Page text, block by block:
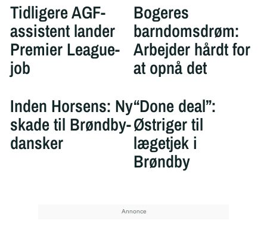
Tidligere AGF-
assistent lander
Premier League-
job
Bogeres
barndomsdrøm:
Arbejder hårdt for
at opnå det
Inden Horsens: Ny
skade til Brøndby-
dansker
“Done deal”:
Østriger til
lægetjek i
Brøndby